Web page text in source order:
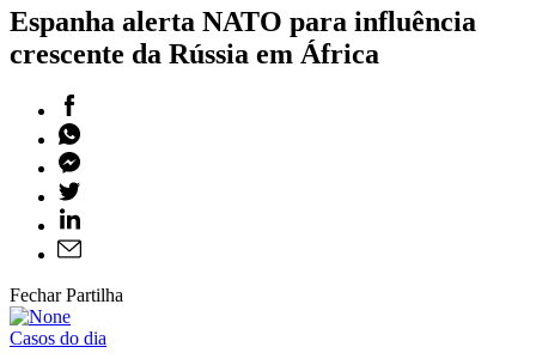
Espanha alerta NATO para influência
crescente da Rússia em África
Fechar Partilha
Casos do dia